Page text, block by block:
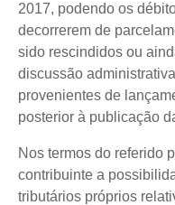
2017, podendo os
decorrerem de
sido rescindidos ou
discussão
provenientes de
posterior à publicação
Nos termos do referido
contribuinte a
tributários próprios